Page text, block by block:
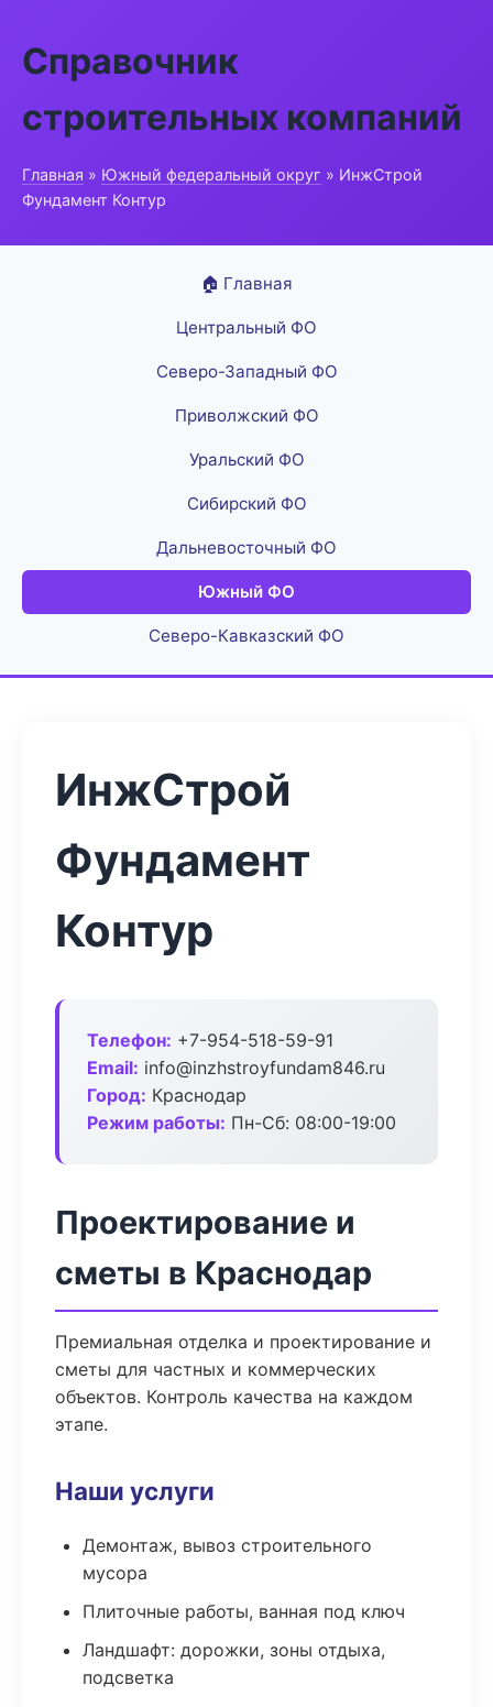
Справочник
строительных компаний
Главная » Южный федеральный округ » ИнжСтрой
Фундамент Контур
🏠 Главная
Центральный ФО
Северо-Западный ФО
Приволжский ФО
Уральский ФО
Сибирский ФО
Дальневосточный ФО
Южный ФО
Северо-Кавказский ФО
ИнжСтрой
Фундамент
Контур
Телефон: +7-954-518-59-91
Email: info@inzhstroyfundam846.ru
Город: Краснодар
Режим работы: Пн-Сб: 08:00-19:00
Проектирование и
сметы в Краснодар
Премиальная отделка и проектирование и
сметы для частных и коммерческих
объектов. Контроль качества на каждом
этапе.
Наши услуги
Демонтаж, вывоз строительного
мусора
Плиточные работы, ванная под ключ
Ландшафт: дорожки, зоны отдыха,
подсветка